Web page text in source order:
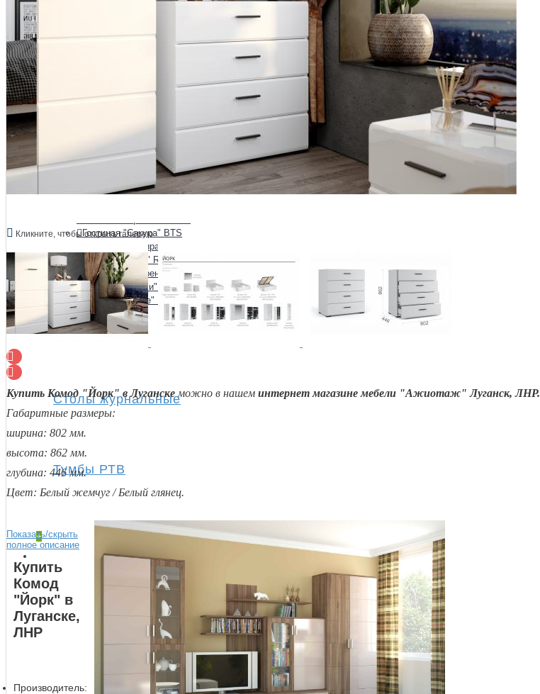
Гостиная "Зарина"
Гостиная "Белла" BTS
Гостиная "Йорк" Империал
Гостиная "Квадро" Raus
Гостиная "Милан" BTS
Гостиная "Монако" BTS
Гостиная "Монро" Raus
Гостиная "Наоми" BTS
Гостиная "Олива"
Гостиная "Сакура" BTS
Гостиная "Самира" Raus
Гостиная "Тесс" Raus
Гостиная "Флоренция" BTS
Гостиная "Чарли" Raus
Гостиная "Шале" Raus
Полки
Столы журнальные
Тумбы РТВ
+
Кликните, чтобы открыть галерею
Купить Комод "Йорк" в Луганске можно в нашем интернет магазине мебели "Ажиотаж" Луганск, ЛНР.
Габаритные размеры:
ширина: 802 мм.
высота: 862 мм.
глубина: 446 мм.
Цвет: Белый жемчуг / Белый глянец.
Показать/скрыть
полное описание
Купить
Комод
"Йорк" в
Луганске,
ЛНР
Производитель: